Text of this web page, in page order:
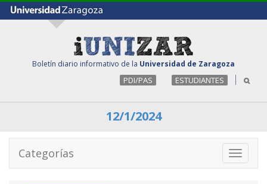
Boletín diario informativo de la Universidad de Zaragoza
PDI/PAS ESTUDIANTES
12/1/2024
Toggle
Categorías